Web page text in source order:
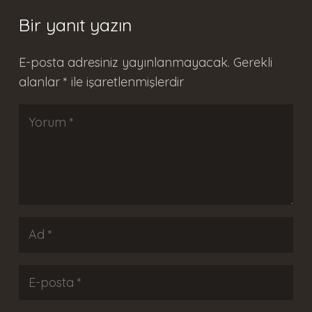
Bir yanıt yazın
E-posta adresiniz yayınlanmayacak. Gerekli
alanlar * ile işaretlenmişlerdir